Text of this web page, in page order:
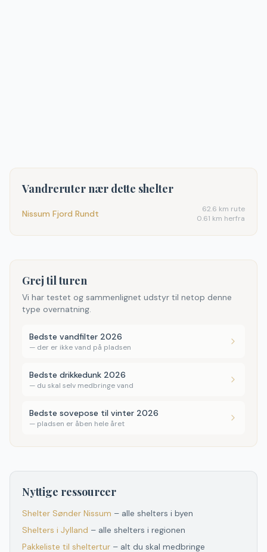
Vandreruter nær dette shelter
Nissum Fjord Rundt 62.6 km rute
0.61 km herfra
Grej til turen
Vi har testet og sammenlignet udstyr til netop denne
type overnatning.
Bedste vandfilter 2026
— der er ikke vand på pladsen
Bedste drikkedunk 2026
— du skal selv medbringe vand
Bedste sovepose til vinter 2026
— pladsen er åben hele året
Nyttige ressourcer
Shelter Sønder Nissum – alle shelters i byen
Shelters i Jylland – alle shelters i regionen
Pakkeliste til sheltertur – alt du skal medbringe